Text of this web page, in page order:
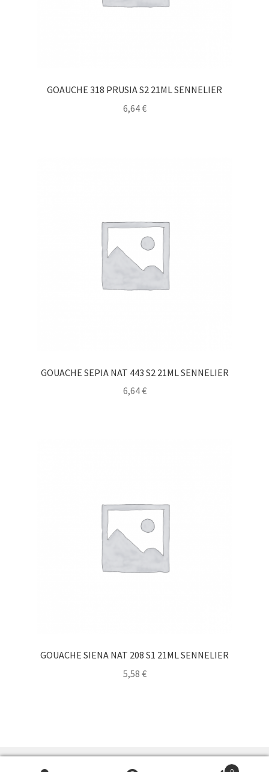
GOAUCHE 318 PRUSIA S2 21ML SENNELIER
6,64€
GOUACHE SEPIA NAT 443 S2 21ML SENNELIER
6,64€
GOUACHE SIENA NAT 208 S1 21ML SENNELIER
5,58 €